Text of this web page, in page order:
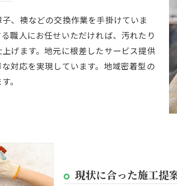
、襖などの交換作業を手掛けていま
職人にお任せいただければ、汚れたり
げます。地元に根差したサービス提供
対応を実現しています。地域密着型の
。
現状に合った施工提